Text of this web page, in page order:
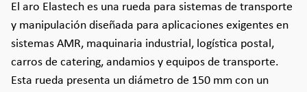
El aro Elastech es una rueda para sistemas de transporte
y manipulación diseñada para aplicaciones exigentes en
sistemas AMR, maquinaria industrial, logística postal,
carros de catering, andamios y equipos de transporte.
Esta rueda presenta un diámetro de 150 mm con un